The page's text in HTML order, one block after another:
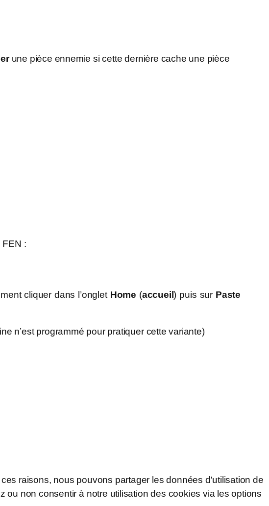
une pièce ennemie si cette dernière cache une pièce
FEN :
cliquer dans l’onglet Home (accueil) puis sur Paste
n’est programmé pour pratiquer cette variante)
raisons, nous pouvons partager les données d'utilisation de
non consentir à notre utilisation des cookies via les options